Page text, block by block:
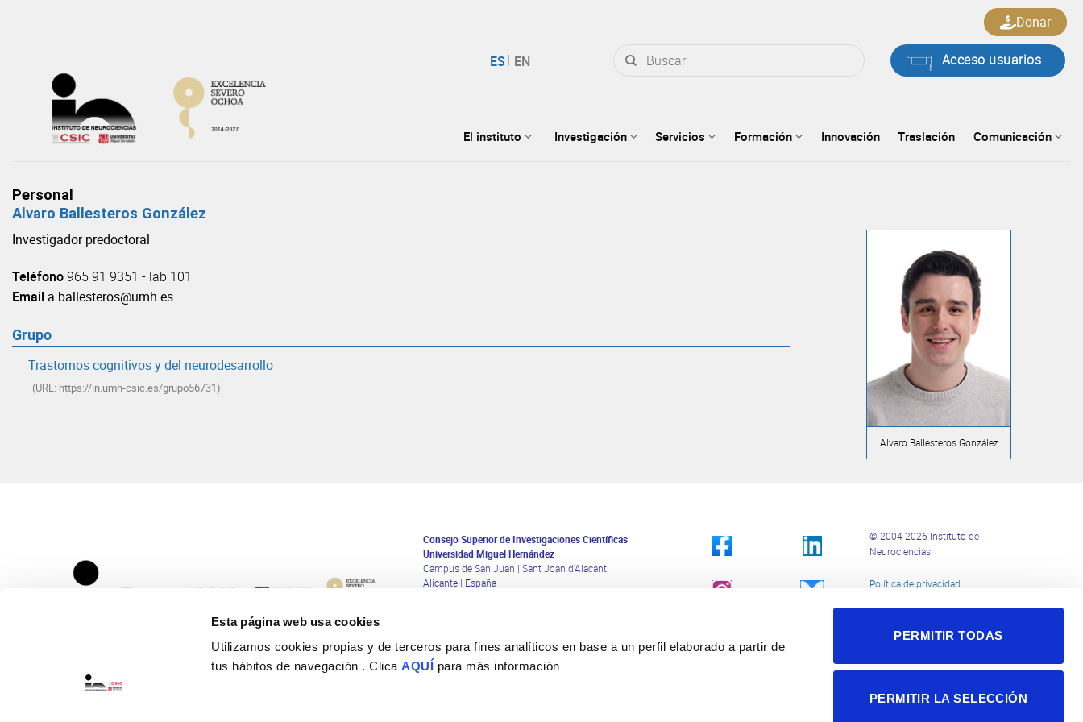
Esta página web usa cookies
Utilizamos cookies propias y de terceros para fines analíticos en base a un perfil elaborado a partir de
tus hábitos de navegación . ClicaAQUÍ para más información
PERMITIR TODAS
PERMITIR LA SELECCIÓN
por:
Acceso usuarios
Donar
El instituto Investigación Servicios Formación Innovación Traslación Comunicación
Personal
Alvaro Ballesteros González
Investigador predoctoral
Teléfono965 91 9351 - lab 101
Email a.ballesteros@umh.es
Grupo
Trastornos cognitivos y del neurodesarrollo
(URL: https://in.umh-csic.es/grupo56731)
Alvaro Ballesteros González
Consejo Superior de Investigaciones Científicas
Universidad Miguel Hernández
Campus de San Juan | Sant Joan d’Alacant
Alicante | España
© 2004-2026 Instituto de
Neurociencias
Política de privacidad
Aviso legal